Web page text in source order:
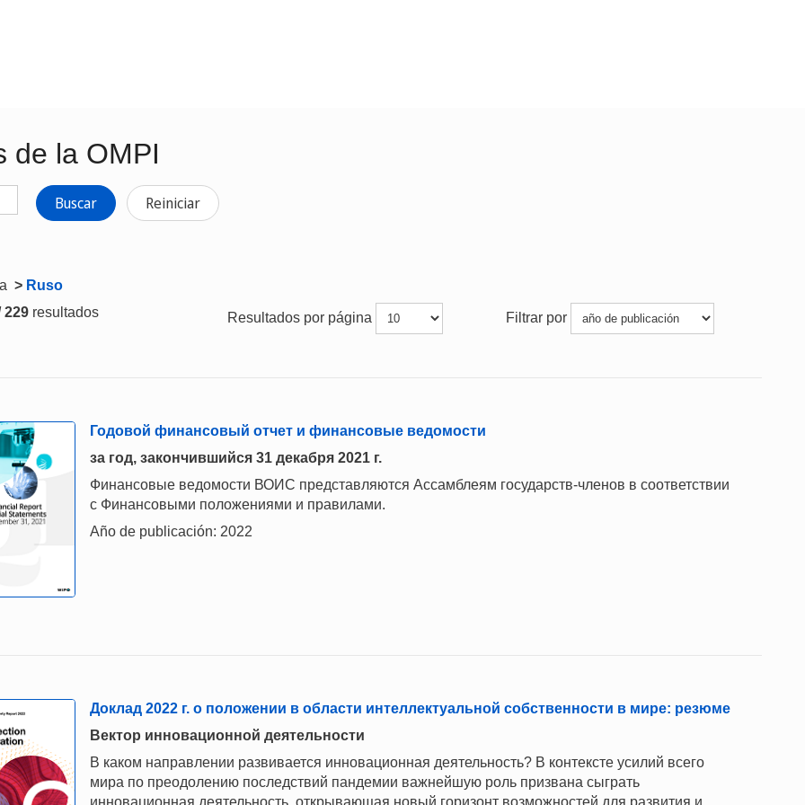
de la OMPI
Buscar Reiniciar
> Ruso
229 resultados Resultados por página Filtrar por
Годовой финансовый отчет и финансовые ведомости
за год, закончившийся 31 декабря 2021 г.
Финансовые ведомости ВОИС представляются Ассамблеям государств-членов в соответствии
с Финансовыми положениями и правилами.
Año de publicación: 2022
Доклад 2022 г. о положении в области интеллектуальной собственности в мире: резюме
Вектор инновационной деятельности
В каком направлении развивается инновационная деятельность? В контексте усилий всего
мира по преодолению последствий пандемии важнейшую роль призвана сыграть